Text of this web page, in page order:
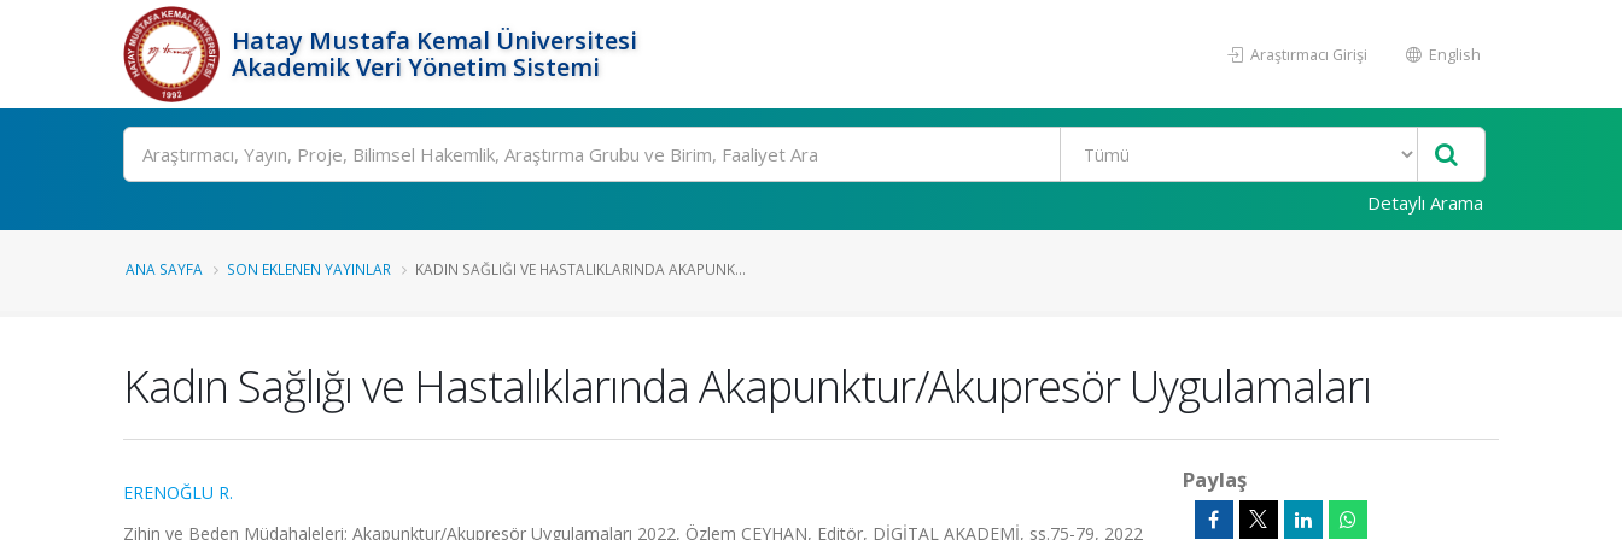
Hatay Mustafa Kemal Üniversitesi
Akademik Veri Yönetim Sistemi
Araştırmacı Girişi English
Ara
Detaylı Arama
ANA SAYFA SON EKLENEN YAYINLAR KADIN SAĞLIĞI VE HASTALIKLARINDA AKAPUNK...
Kadın Sağlığı ve Hastalıklarında Akapunktur/Akupresör Uygulamaları
ERENOĞLU R.
Zihin ve Beden Müdahaleleri; Akapunktur/Akupresör Uygulamaları 2022, Özlem CEYHAN, Editör, DİGİTAL AKADEMİ, ss.75-79, 2022
Paylaş